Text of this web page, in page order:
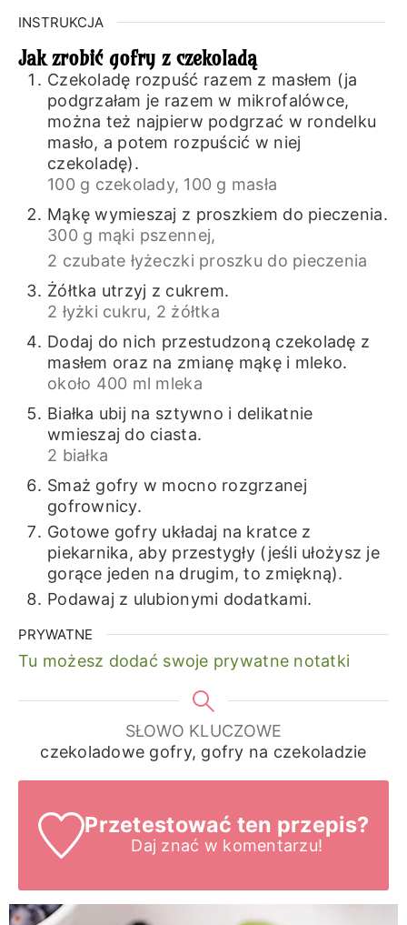
INSTRUKCJA
Jak zrobić gofry z czekoladą
Czekoladę rozpuść razem z masłem (ja
podgrzałam je razem w mikrofalówce,
można też najpierw podgrzać w rondelku
masło, a potem rozpuścić w niej
czekoladę).
100 g czekolady, 100 g masła
Mąkę wymieszaj z proszkiem do pieczenia.
300 g mąki pszennej,
2 czubate łyżeczki proszku do pieczenia
Żółtka utrzyj z cukrem.
2 łyżki cukru, 2 żółtka
Dodaj do nich przestudzoną czekoladę z
masłem oraz na zmianę mąkę i mleko.
około 400 ml mleka
Białka ubij na sztywno i delikatnie
wmieszaj do ciasta.
2 białka
Smaż gofry w mocno rozgrzanej
gofrownicy.
Gotowe gofry układaj na kratce z
piekarnika, aby przestygły (jeśli ułożysz je
gorące jeden na drugim, to zmiękną).
Podawaj z ulubionymi dodatkami.
PRYWATNE
Tu możesz dodać swoje prywatne notatki
SŁOWO KLUCZOWE
czekoladowe gofry, gofry na czekoladzie
Przetestować ten przepis?
Daj znać w komentarzu!